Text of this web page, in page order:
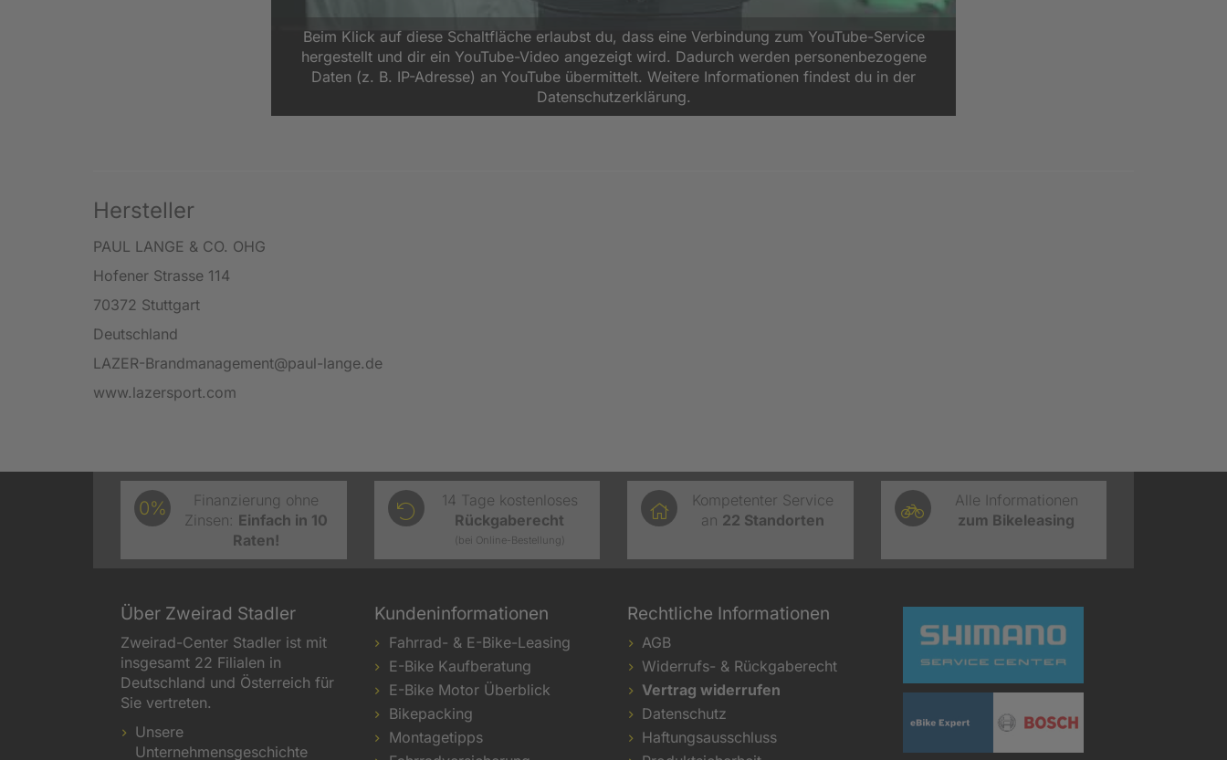
Beim Klick auf diese Schaltfläche erlaubst du, dass eine Verbindung zum YouTube-Service
hergestellt und dir ein YouTube-Video angezeigt wird. Dadurch werden personenbezogene
Daten (z. B. IP-Adresse) an YouTube übermittelt. Weitere Informationen findest du in der
Datenschutzerklärung.
Hersteller
PAUL LANGE & CO. OHG
Hofener Strasse 114
70372 Stuttgart
Deutschland
LAZER-Brandmanagement@paul-lange.de
www.lazersport.com
0%
Finanzierung ohne
Zinsen: Einfach in 10
Raten!
14 Tage kostenloses
Rückgaberecht
(bei Online-Bestellung)
Kompetenter Service
an 22 Standorten
Alle Informationen
zum Bikeleasing
Über Zweirad Stadler
Zweirad-Center Stadler ist mit
insgesamt 22 Filialen in
Deutschland und Österreich für
Sie vertreten.
Unsere
Unternehmensgeschichte
Kundeninformationen
Fahrrad- & E-Bike-Leasing
E-Bike Kaufberatung
E-Bike Motor Überblick
Bikepacking
Montagetipps
Rechtliche Informationen
AGB
Widerrufs- & Rückgaberecht
Vertrag widerrufen
Datenschutz
Haftungsausschluss